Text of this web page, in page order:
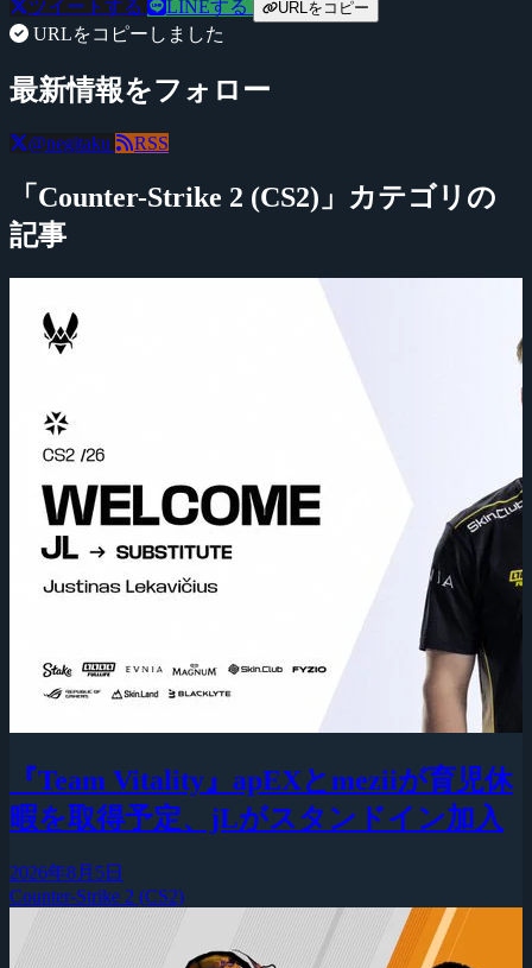
ツイートする LINEする URLをコピー
URLをコピーしました
最新情報をフォロー
@negitaku RSS
「Counter-Strike 2 (CS2)」カテゴリの
記事
『Team Vitality』apEXとmeziiが育児休
暇を取得予定、jLがスタンドイン加入
2026年8月5日
Counter-Strike 2 (CS2)